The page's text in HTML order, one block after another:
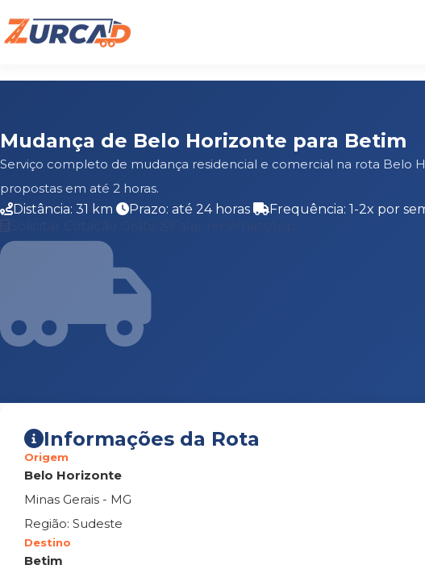
Mudança de Belo Horizonte para Betim
Serviço completo de mudança residencial e comercial na rota Belo
propostas em até 2 horas.
Distância: 31 km
Prazo: até 24 horas
Frequência: 1-2x por
Informações da Rota
Origem
Belo Horizonte
Minas Gerais - MG
Região: Sudeste
Destino
Betim